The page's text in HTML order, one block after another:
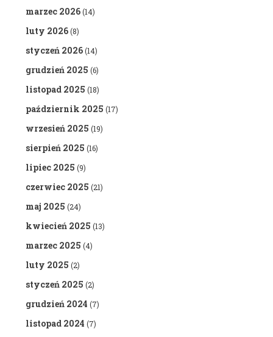
marzec 2026(14)
luty 2026(8)
styczeń 2026(14)
grudzień 2025 (6)
listopad 2025 (18)
październik 2025 (17)
wrzesień 2025 (19)
sierpień 2025 (16)
lipiec 2025 (9)
czerwiec 2025 (21)
maj 2025 (24)
kwiecień 2025 (13)
marzec 2025 (4)
luty 2025 (2)
styczeń 2025 (2)
grudzień 2024 (7)
listopad 2024 (7)